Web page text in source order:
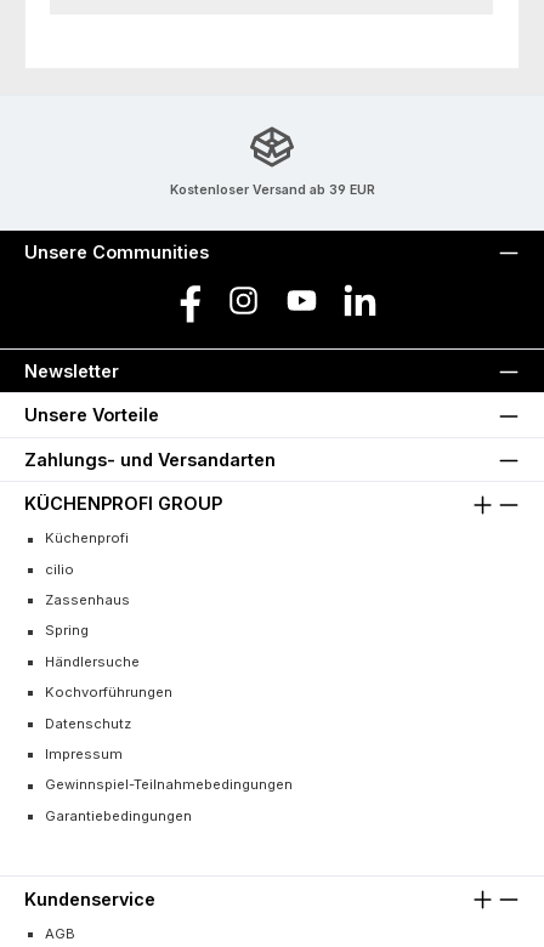
Kostenloser Versand ab 39 EUR
Unsere Communities
Facebook Instagram YouTube LinkedIn
Newsletter
Unsere Vorteile
Zahlungs- und Versandarten
KÜCHENPROFI GROUP
Küchenprofi
cilio
Zassenhaus
Spring
Händlersuche
Kochvorführungen
Datenschutz
Impressum
Gewinnspiel-Teilnahmebedingungen
Garantiebedingungen
Kundenservice
AGB